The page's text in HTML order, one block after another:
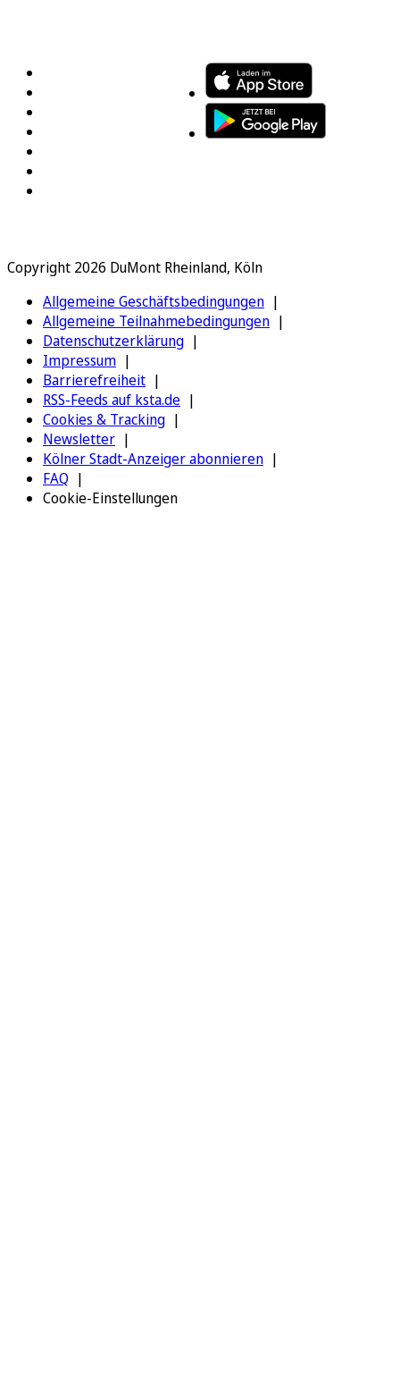
Copyright 2026 DuMont Rheinland, Köln
Allgemeine Geschäftsbedingungen
Allgemeine Teilnahmebedingungen
Datenschutzerklärung
Impressum
Barrierefreiheit
RSS-Feeds auf ksta.de
Cookies & Tracking
Newsletter
Kölner Stadt-Anzeiger abonnieren
FAQ
Cookie-Einstellungen